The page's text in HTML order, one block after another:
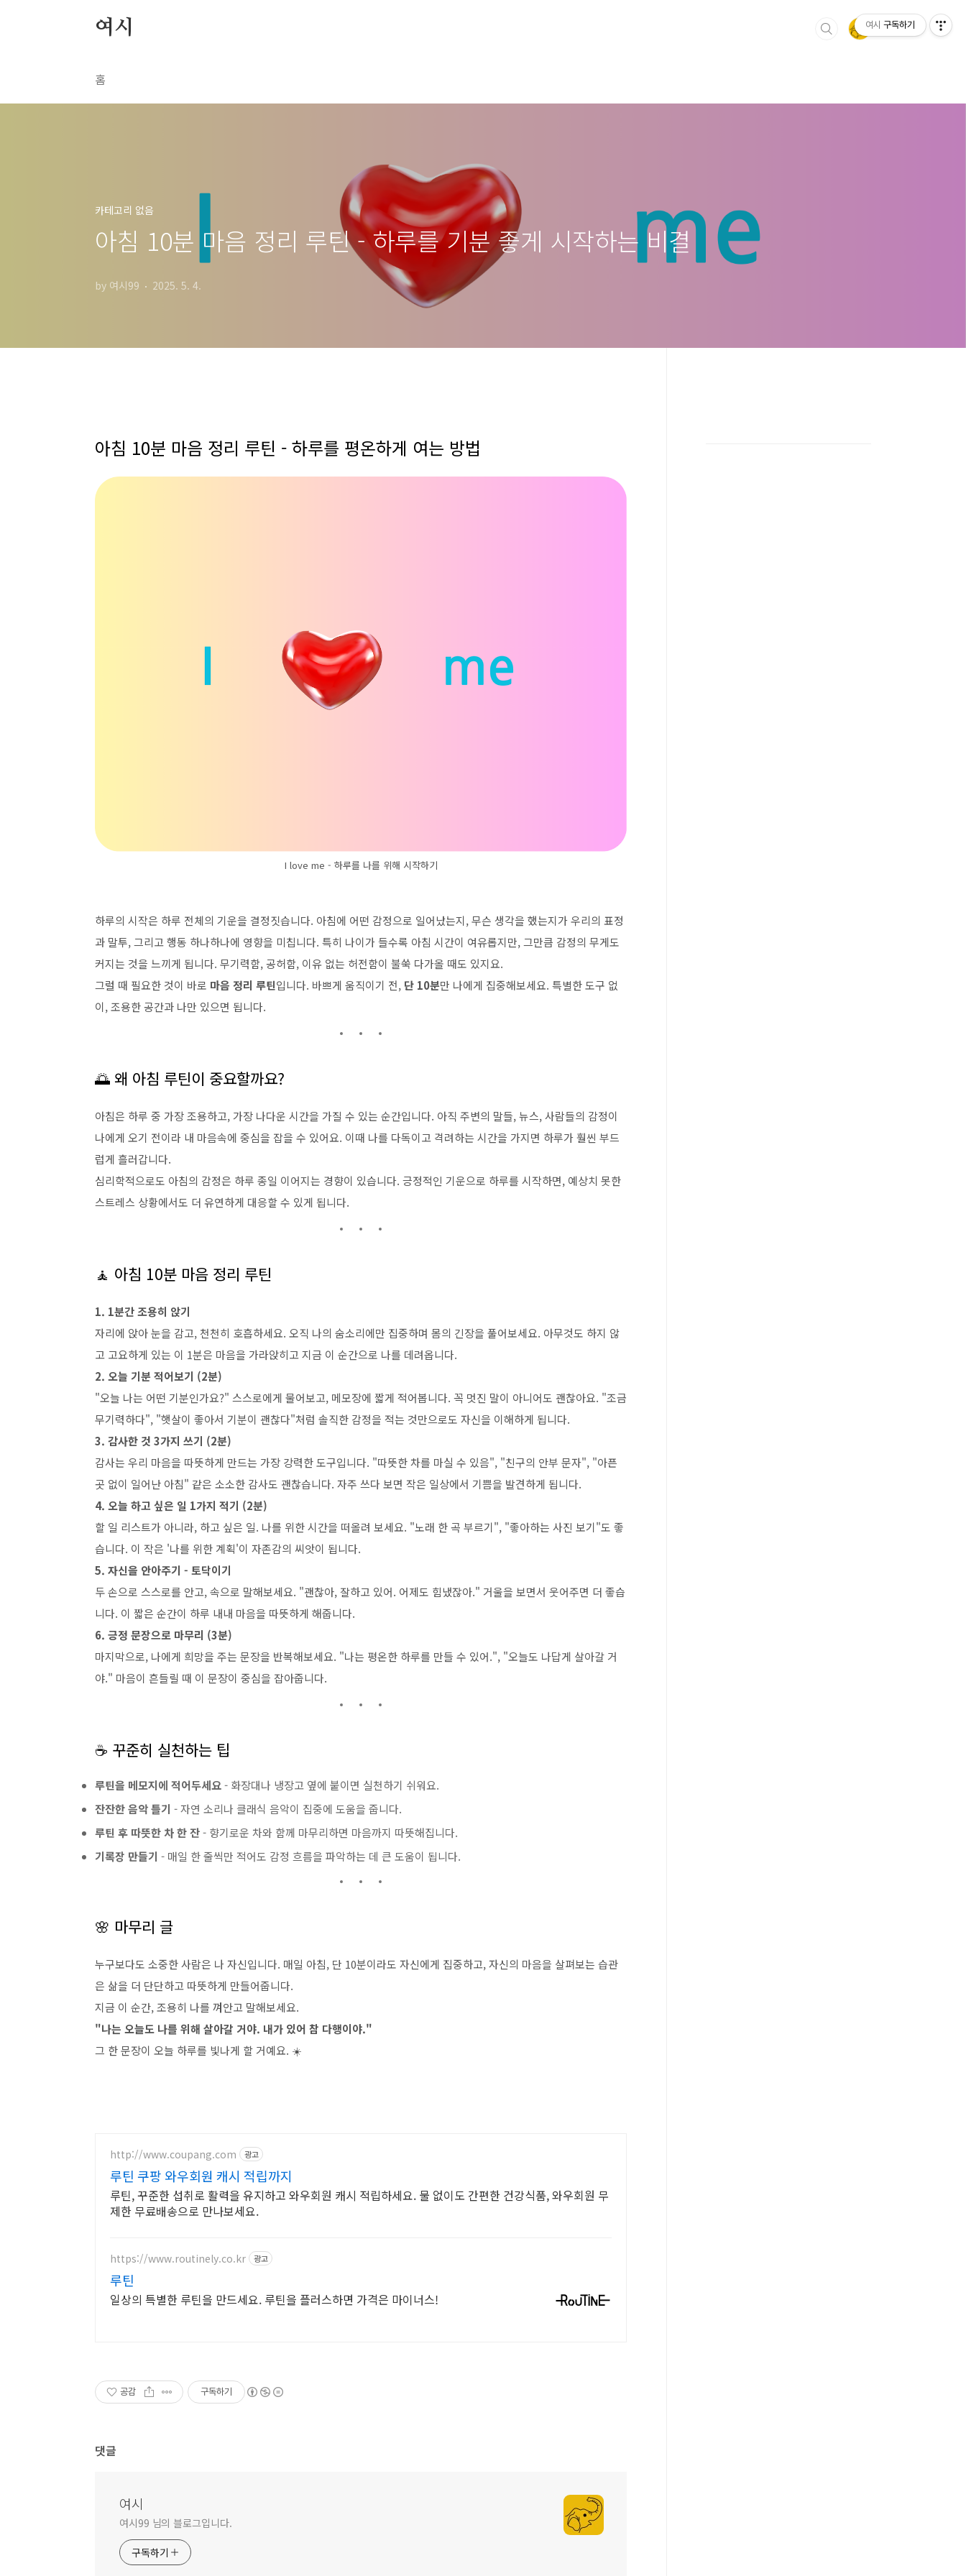
여시
홈
카테고리 없음
아침 10분 마음 정리 루틴 - 하루를 기분 좋게 시작하는 비결
by 여시99 2025. 5. 4.
아침 10분 마음 정리 루틴 - 하루를 평온하게 여는 방법
I love me - 하루를 나를 위해 시작하기
하루의 시작은 하루 전체의 기운을 결정짓습니다. 아침에 어떤 감정으로 일어났는지, 무슨 생각을 했는지가 우리의 표정
과 말투, 그리고 행동 하나하나에 영향을 미칩니다. 특히 나이가 들수록 아침 시간이 여유롭지만, 그만큼 감정의 무게도
커지는 것을 느끼게 됩니다. 무기력함, 공허함, 이유 없는 허전함이 불쑥 다가올 때도 있지요.
그럴 때 필요한 것이 바로 마음 정리 루틴입니다. 바쁘게 움직이기 전, 단 10분만 나에게 집중해보세요. 특별한 도구 없
이, 조용한 공간과 나만 있으면 됩니다.
🌅 왜 아침 루틴이 중요할까요?
아침은 하루 중 가장 조용하고, 가장 나다운 시간을 가질 수 있는 순간입니다. 아직 주변의 말들, 뉴스, 사람들의 감정이
나에게 오기 전이라 내 마음속에 중심을 잡을 수 있어요. 이때 나를 다독이고 격려하는 시간을 가지면 하루가 훨씬 부드
럽게 흘러갑니다.
심리학적으로도 아침의 감정은 하루 종일 이어지는 경향이 있습니다. 긍정적인 기운으로 하루를 시작하면, 예상치 못한
스트레스 상황에서도 더 유연하게 대응할 수 있게 됩니다.
🧘 아침 10분 마음 정리 루틴
1. 1분간 조용히 앉기
자리에 앉아 눈을 감고, 천천히 호흡하세요. 오직 나의 숨소리에만 집중하며 몸의 긴장을 풀어보세요. 아무것도 하지 않
고 고요하게 있는 이 1분은 마음을 가라앉히고 지금 이 순간으로 나를 데려옵니다.
2. 오늘 기분 적어보기 (2분)
"오늘 나는 어떤 기분인가요?" 스스로에게 물어보고, 메모장에 짧게 적어봅니다. 꼭 멋진 말이 아니어도 괜찮아요. "조금
무기력하다", "햇살이 좋아서 기분이 괜찮다"처럼 솔직한 감정을 적는 것만으로도 자신을 이해하게 됩니다.
3. 감사한 것 3가지 쓰기 (2분)
감사는 우리 마음을 따뜻하게 만드는 가장 강력한 도구입니다. "따뜻한 차를 마실 수 있음", "친구의 안부 문자", "아픈
곳 없이 일어난 아침" 같은 소소한 감사도 괜찮습니다. 자주 쓰다 보면 작은 일상에서 기쁨을 발견하게 됩니다.
4. 오늘 하고 싶은 일 1가지 적기 (2분)
할 일 리스트가 아니라, 하고 싶은 일. 나를 위한 시간을 떠올려 보세요. "노래 한 곡 부르기", "좋아하는 사진 보기"도 좋
습니다. 이 작은 '나를 위한 계획'이 자존감의 씨앗이 됩니다.
5. 자신을 안아주기 - 토닥이기
두 손으로 스스로를 안고, 속으로 말해보세요. "괜찮아, 잘하고 있어. 어제도 힘냈잖아." 거울을 보면서 웃어주면 더 좋습
니다. 이 짧은 순간이 하루 내내 마음을 따뜻하게 해줍니다.
6. 긍정 문장으로 마무리 (3분)
마지막으로, 나에게 희망을 주는 문장을 반복해보세요. "나는 평온한 하루를 만들 수 있어.", "오늘도 나답게 살아갈 거
야." 마음이 흔들릴 때 이 문장이 중심을 잡아줍니다.
☕ 꾸준히 실천하는 팁
루틴을 메모지에 적어두세요- 화장대나 냉장고 옆에 붙이면 실천하기 쉬워요.
잔잔한 음악 틀기 - 자연 소리나 클래식 음악이 집중에 도움을 줍니다.
루틴 후 따뜻한 차 한 잔- 향기로운 차와 함께 마무리하면 마음까지 따뜻해집니다.
기록장 만들기 - 매일 한 줄씩만 적어도 감정 흐름을 파악하는 데 큰 도움이 됩니다.
🌸 마무리 글
누구보다도 소중한 사람은 나 자신입니다. 매일 아침, 단 10분이라도 자신에게 집중하고, 자신의 마음을 살펴보는 습관
은 삶을 더 단단하고 따뜻하게 만들어줍니다.
지금 이 순간, 조용히 나를 껴안고 말해보세요.
"나는 오늘도 나를 위해 살아갈 거야. 내가 있어 참 다행이야."
그 한 문장이 오늘 하루를 빛나게 할 거예요. ☀️
http://www.coupang.com 광고
루틴 쿠팡 와우회원 캐시 적립까지
루틴, 꾸준한 섭취로 활력을 유지하고 와우회원 캐시 적립하세요. 물 없이도 간편한 건강식품, 와우회원 무
제한 무료배송으로 만나보세요.
https://www.routinely.co.kr 광고
루틴
일상의 특별한 루틴을 만드세요. 루틴을 플러스하면 가격은 마이너스!
공감 구독하기
댓글
여시
여시99 님의 블로그입니다.
구독하기
여시 구독하기